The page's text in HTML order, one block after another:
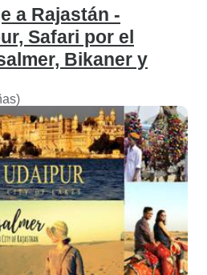
a Rajastán -
Safari por el
Bikaner y